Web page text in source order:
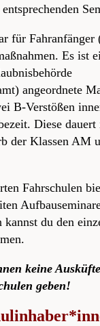
für Fahranfänger
Es ist
angeordnete
B-Verstößen
Diese
der Klassen AM
Fahrschulen
du den
keine
geben!